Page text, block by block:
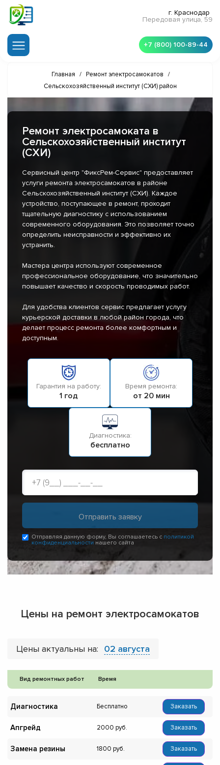
г. Краснодар
Передовая улица, 59
+7 (800) 100-89-44
Главная / Ремонт электросамокатов
/
Сельскохозяйственный институт (СХИ) район
Ремонт электросамоката в
Сельскохозяйственный институт
(СХИ)
Сервисный центр "ФиксРем-Сервис" предоставляет
услуги ремонта электросамокатов в районе
Сельскохозяйственный институт (СХИ). Каждое
устройство, поступающее в ремонт, проходит
тщательную диагностику с использованием
современного оборудования. Это позволяет точно
определить неисправности и эффективно их
устранить.
Мастера центра используют современное
профессиональное оборудование, что значительно
повышает качество и скорость проводимых работ.
Для удобства клиентов сервис предлагает услугу
курьерской доставки в любой район города, что
делает процесс ремонта более комфортным и
доступным.
Гарантия на работу:
1 год
Время ремонта:
от 20 мин
Диагностика:
бесплатно
Отправляя данную форму, Вы соглашаетесь с политикой
конфиденциальности нашего сайта
Цены на ремонт электросамокатов
Цены актуальны на: 02 августа
Вид ремонтных работ Время
Диагностика Бесплатно Заказать
Апгрейд 2000 Заказать
Замена резины 1800 Заказать